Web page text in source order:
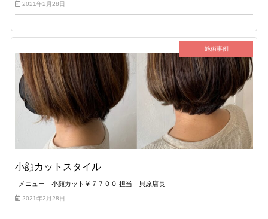
2021年2月28日
施術事例
小顔カットスタイル
メニュー 小顔カット￥７７００ 担当 貝原店長
2021年2月28日